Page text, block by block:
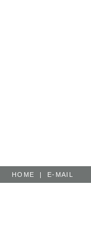
HOME | E-MAIL